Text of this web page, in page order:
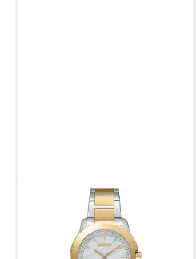
Quarzuhr Park Ave Midi
DK1L020M0065,
Armbanduhr, Damenuhr,